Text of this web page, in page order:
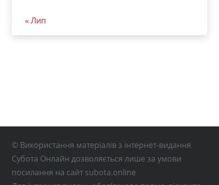
« Лип
© Використання матеріалів з інтернет-видання
Субота Онлайн дозволяється лише за умови
посилання на сайт subota.online